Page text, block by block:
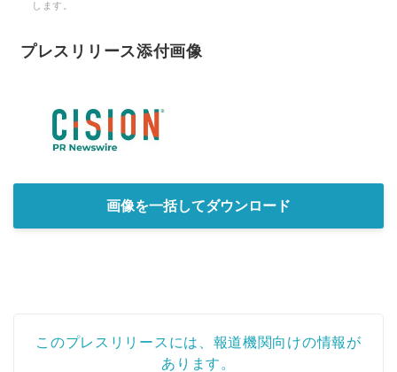
します。
プレスリリース添付画像
画像を一括してダウンロード
このプレスリリースには、報道機関向けの情報が
あります。